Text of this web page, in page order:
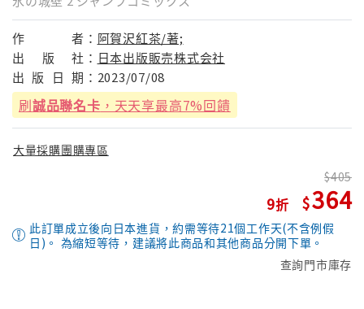
作 者： 阿賀沢紅茶/著;
出
版 社： 日本出版販売株式会社
出 版 日 期： 2023/07/08
刷誠品聯名卡 ，天天享最高7%回饋
大量採購團購專區
9
405
364
此訂單成立後向日本進貨，約需等待21個工作天(不含例假
日)。 為縮短等待，建議將此商品和其他商品分開下單。
查詢門市庫存